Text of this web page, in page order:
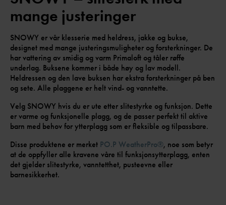
mange justeringer
SNOWY er vår klesserie med heldress, jakke og bukse,
designet med mange justeringsmuligheter og forsterkninger. De
har vattering av smidig og varm Primaloft og tåler røffe
underlag. Buksene kommer i både høy og lav modell.
Heldressen og den lave buksen har ekstra forsterkninger på ben
og sete. Alle plaggene er helt vind- og vanntette.
Velg SNOWY hvis du er ute etter slitestyrke og funksjon. Dette
er varme og funksjonelle plagg, og de passer perfekt til aktive
barn med behov for ytterplagg som er fleksible og tilpassbare.
Disse produktene er merket PO.P WeatherPro®, noe som betyr
at de oppfyller alle kravene våre til funksjonsytterplagg, enten
det gjelder slitestyrke, vanntetthet, pusteevne eller
barnesikkerhet.